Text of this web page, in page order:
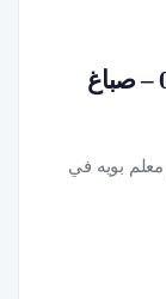
معلم بويه في الدمام 0559002951 – صباغ
بويه في